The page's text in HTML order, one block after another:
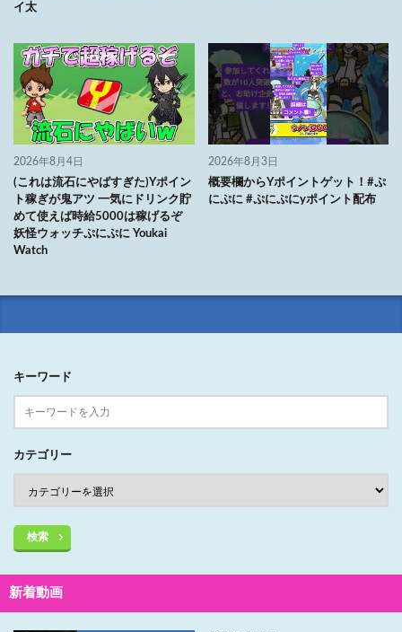
イ太
2026年8月4日
(これは流石にやばすぎた)Yポイン
ト稼ぎが鬼アツ 一気にドリンク貯
めて使えば時給5000は稼げるぞ
妖怪ウォッチぷにぷに Youkai
Watch
2026年8月3日
概要欄からYポイントゲット！#ぷ
にぷに #ぷにぷにyポイント配布
キーワード
カテゴリー
検索
新着動画